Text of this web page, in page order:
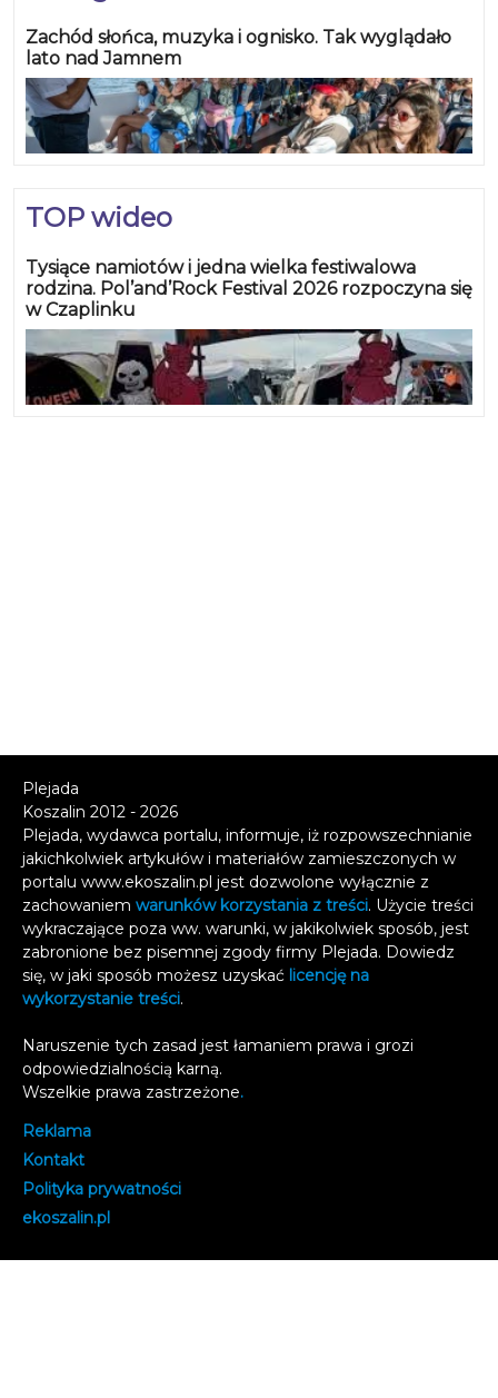
Zachód słońca, muzyka i ognisko. Tak wyglądało
lato nad Jamnem
TOP wideo
Tysiące namiotów i jedna wielka festiwalowa
rodzina. Pol’and’Rock Festival 2026 rozpoczyna się
w Czaplinku
Plejada
Koszalin 2012 - 2026
Plejada, wydawca portalu, informuje, iż rozpowszechnianie
jakichkolwiek artykułów i materiałów zamieszczonych w
portalu www.ekoszalin.pl jest dozwolone wyłącznie z
zachowaniem warunków korzystania z treści. Użycie treści
wykraczające poza ww. warunki, w jakikolwiek sposób, jest
zabronione bez pisemnej zgody firmy Plejada. Dowiedz
się, w jaki sposób możesz uzyskać licencję na
wykorzystanie treści.
Naruszenie tych zasad jest łamaniem prawa i grozi
odpowiedzialnością karną.
Wszelkie prawa zastrzeżone.
Reklama
Kontakt
Polityka prywatności
ekoszalin.pl